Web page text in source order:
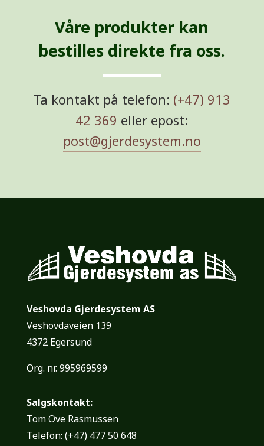
Våre produkter kan
bestilles direkte fra oss.
Ta kontakt på telefon: (+47) 913
42 369 eller epost:
post@gjerdesystem.no
Veshovda Gjerdesystem AS
Veshovdaveien 139
4372 Egersund
Org. nr. 995969599
Salgskontakt:
Tom Ove Rasmussen
Telefon: (+47) 477 50 648